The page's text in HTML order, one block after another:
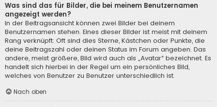
Was sind das für Bilder, die bei meinem Benutzernamen
angezeigt werden?
In der Beitragsansicht können zwei Bilder bei deinem
Benutzernamen stehen. Eines dieser Bilder ist meist mit deinem
Rang verknüpft: Oft sind dies Sterne, Kästchen oder Punkte, die
deine Beitragszahl oder deinen Status im Forum angeben. Das
andere, meist größere, Bild wird auch als „Avatar“ bezeichnet. Es
handelt sich hierbei in der Regel um ein persönliches Bild,
welches von Benutzer zu Benutzer unterschiedlich ist.
Nach oben